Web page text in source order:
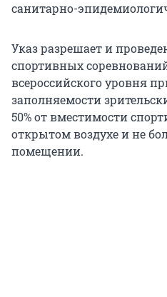
санитарно-
Указ разрешает и
спортивных
всероссийского уровня
заполняемости
50% от вместимости
открытом воздухе и не
помещении.